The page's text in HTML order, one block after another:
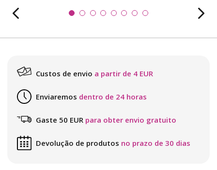
Custos de envio a partir de 4 EUR
Enviaremos dentro de 24 horas
Gaste 50 EUR para obter envio gratuito
Devolução de produtos no prazo de 30 dias